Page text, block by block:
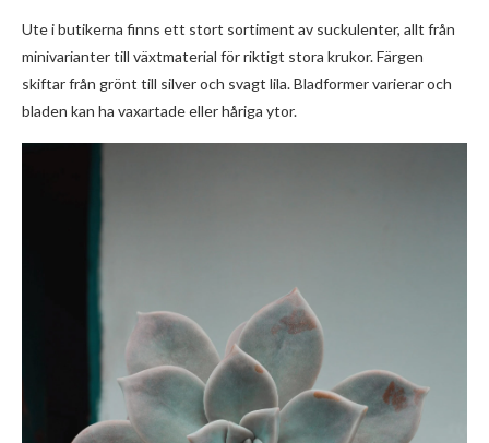
Ute i butikerna finns ett stort sortiment av suckulenter, allt från
minivarianter till växtmaterial för riktigt stora krukor. Färgen
skiftar från grönt till silver och svagt lila. Bladformer varierar och
bladen kan ha vaxartade eller håriga ytor.